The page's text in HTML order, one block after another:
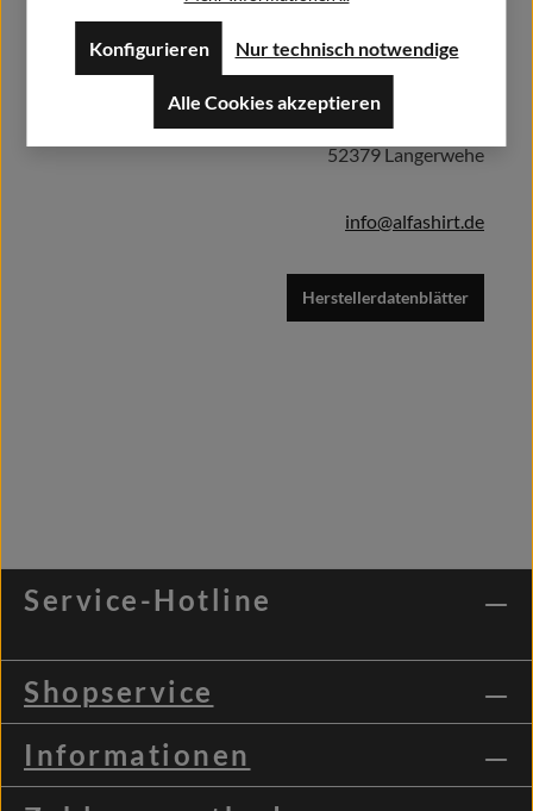
Alfa GmbH / Alfashirt
Weisweilerstr.20-22
52379 Langerwehe
info@alfashirt.de
Herstellerdatenblätter
Service-Hotline
Shopservice
Informationen
Nur technisch notwendige
Konfigurieren
Alle Cookies akzeptieren